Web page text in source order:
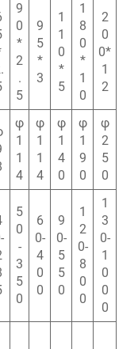
9
0
*
2
.
5
9
5
*
3
1
1
0
*
5
1
8
0
*
1
0
2
0
0*
1
2
φ
1
1
4
φ
1
1
4
φ
1
4
0
φ
1
9
0
φ
2
5
0
5
0
-
3
5
0
6
0-
4
0
0
9
0-
5
5
0
1
2
0-
8
0
0
1
3
0-
1
0
0
0